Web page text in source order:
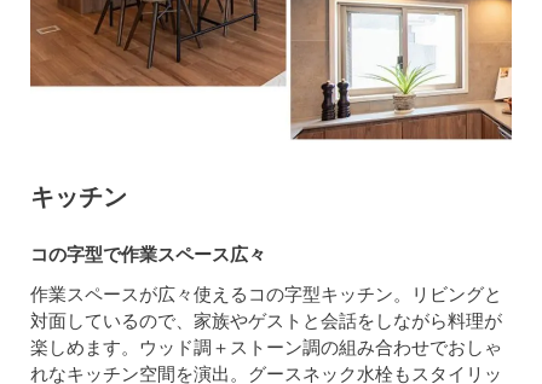
キッチン
コの字型で作業スペース広々
作業スペースが広々使えるコの字型キッチン。リビングと
対面しているので、家族やゲストと会話をしながら料理が
楽しめます。ウッド調＋ストーン調の組み合わせでおしゃ
れなキッチン空間を演出。グースネック水栓もスタイリッ